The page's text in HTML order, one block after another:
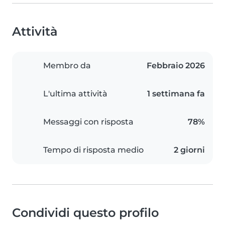
Attività
Membro da Febbraio 2026
L'ultima attività 1 settimana fa
Messaggi con risposta 78%
Tempo di risposta medio 2 giorni
Condividi questo profilo